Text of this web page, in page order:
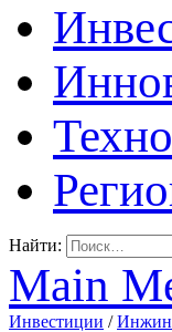
Найти:
Main
Инвестиции /